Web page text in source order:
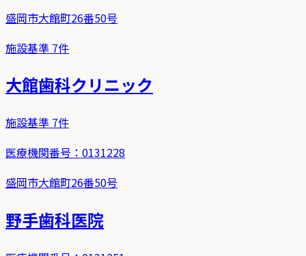
盛岡市大館町26番50号
施設基準 7件
大館歯科クリニック
施設基準 7件
医療機関番号： 0131228
盛岡市大館町26番50号
野手歯科医院